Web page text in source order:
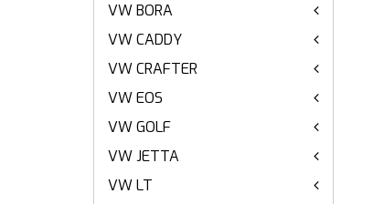
VW BORA
VW CADDY
VW CRAFTER
VW EOS
VW GOLF
VW JETTA
VW LT